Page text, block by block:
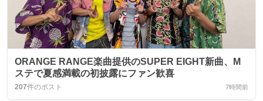
ORANGE RANGE楽曲提供のSUPER EIGHT新曲、M
ステで夏感満載の初披露にファン歓喜
207件のポスト 7時間前